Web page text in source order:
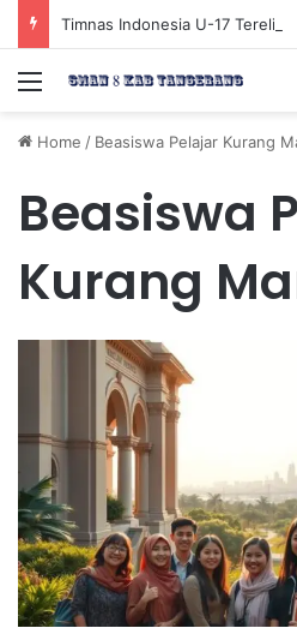
Menu
Home / Beasiswa Pelajar Kurang
Beasiswa
Kurang